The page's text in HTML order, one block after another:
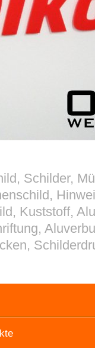
Schilder,
Kuststoff,